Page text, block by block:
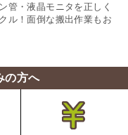
管・液晶モニタを正しく
ル！面倒な搬出作業もお
の方へ